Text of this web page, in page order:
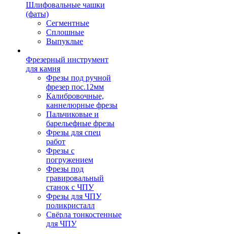
Шлифовальные чашки
(фаты)
Сегментные
Сплошные
Выпуклые
Фрезерный инструмент
для камня
Фрезы под ручной
фрезер пос.12мм
Калибровочные,
каннелюрные фрезы
Пальчиковые и
барельефные фрезы
Фрезы для спец
работ
Фрезы с
погружением
Фрезы под
гравировальный
станок с ЧПУ
Фрезы для ЧПУ
поликристалл
Свёрла тонкостенные
для ЧПУ